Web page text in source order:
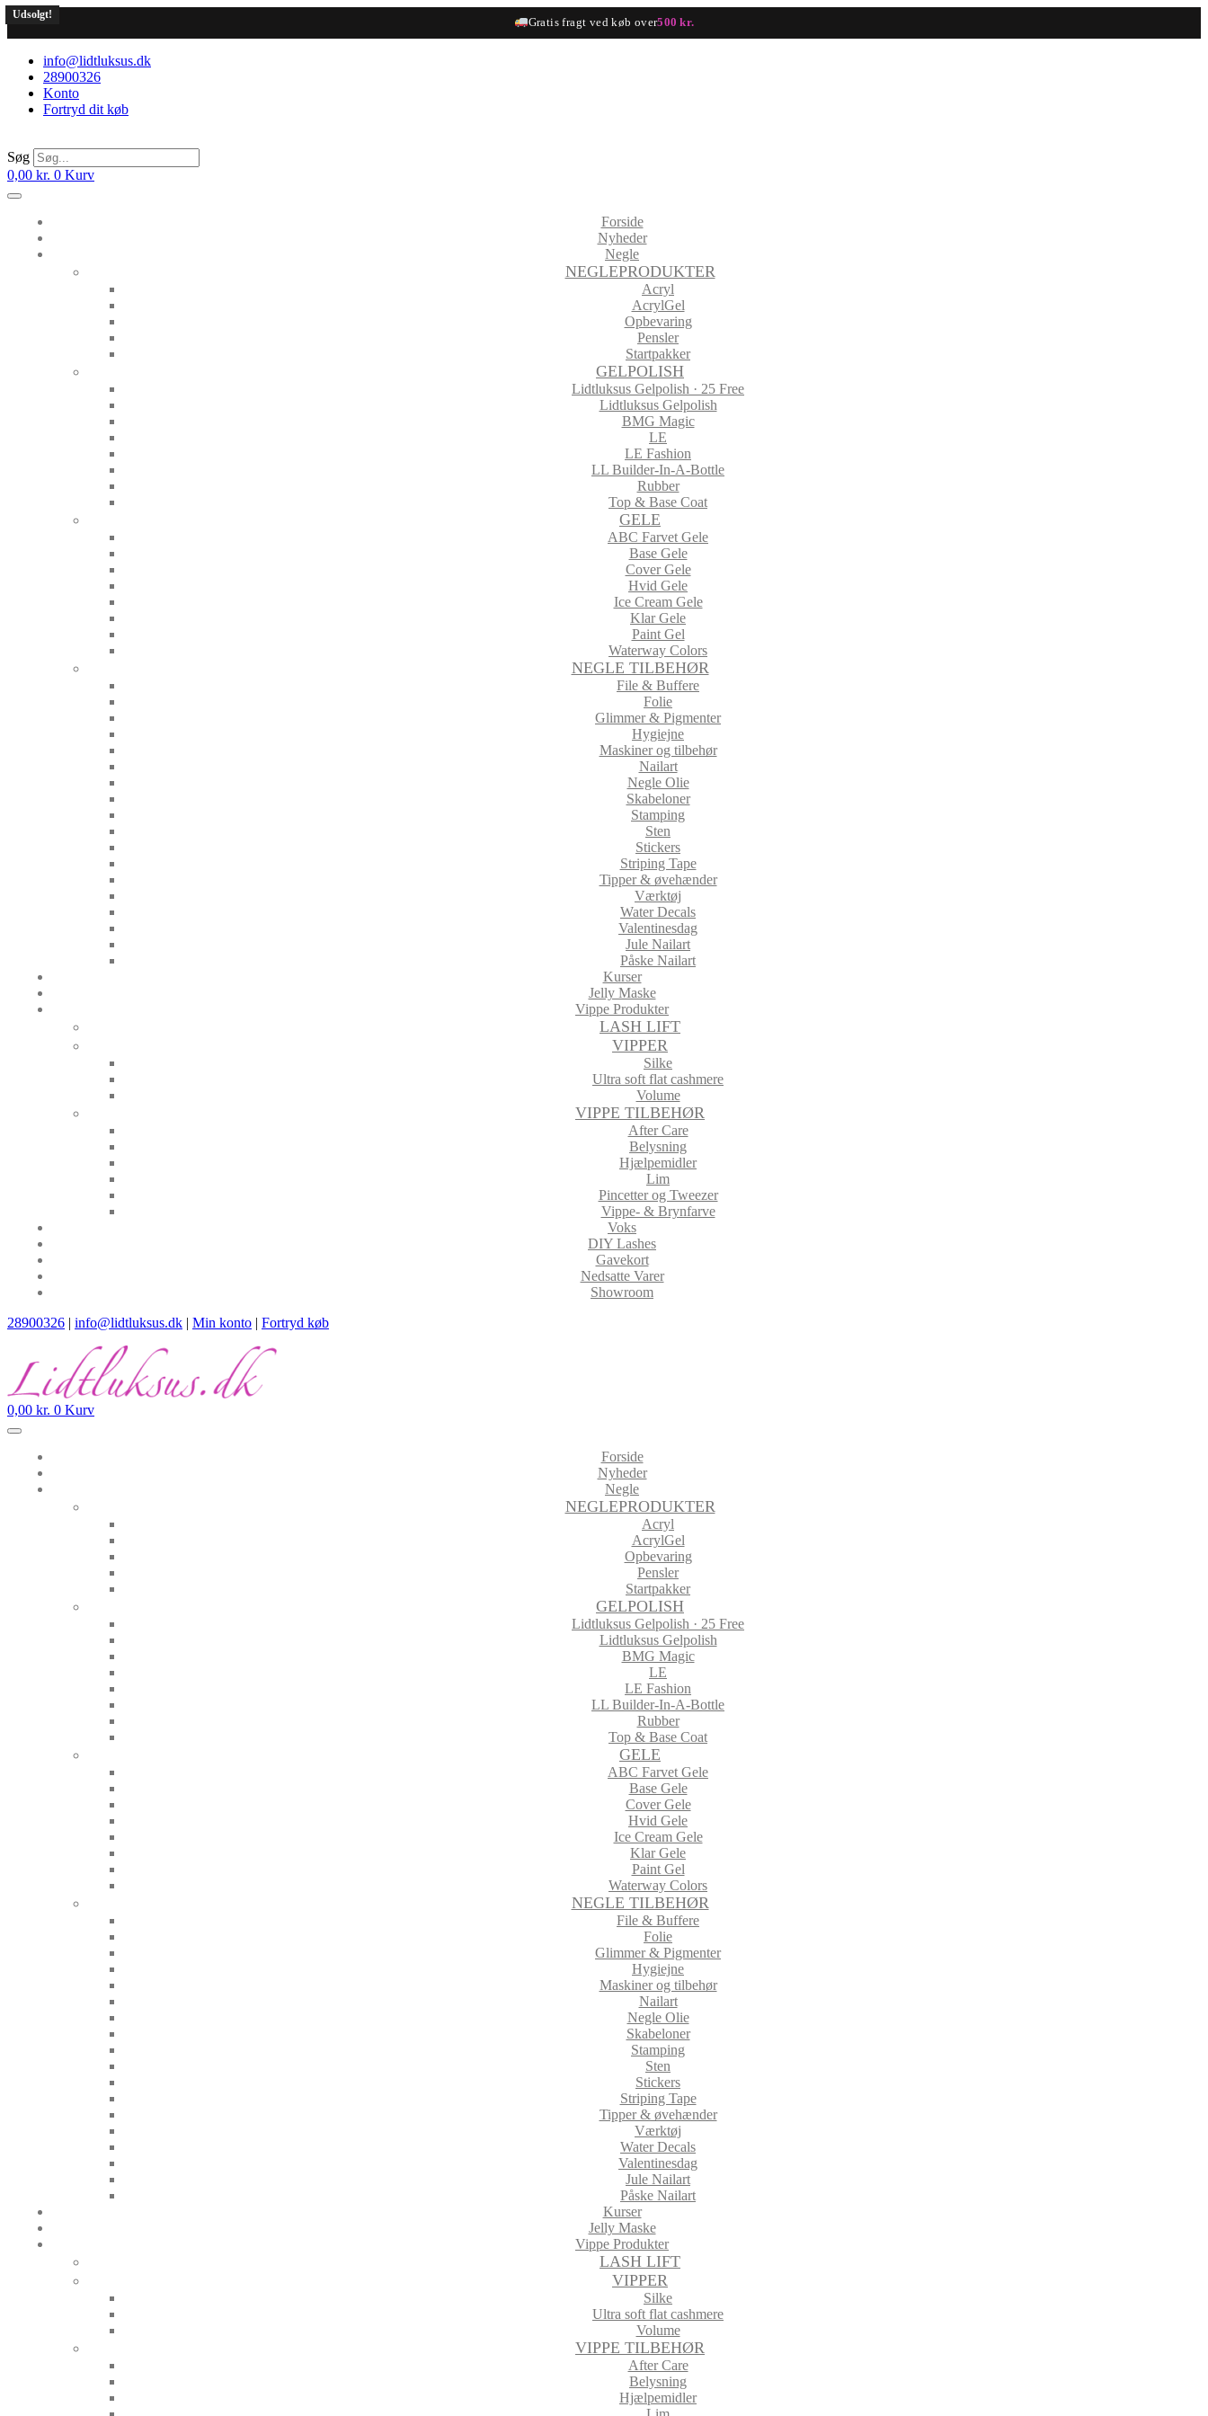
Videre
Gratis fragt ved køb over500 kr.
info@lidtluksus.dk
28900326
Konto
Fortryd dit køb
Søg
0,00 kr. 0 Kurv
Forside
Nyheder
Negle
NEGLEPRODUKTER
Acryl
AcrylGel
Opbevaring
Pensler
Startpakker
GELPOLISH
Lidtluksus Gelpolish · 25 Free
Lidtluksus Gelpolish
BMG Magic
LE
LE Fashion
LL Builder-In-A-Bottle
Rubber
Top & Base Coat
GELE
ABC Farvet Gele
Base Gele
Cover Gele
Hvid Gele
Ice Cream Gele
Klar Gele
Paint Gel
Waterway Colors
NEGLE TILBEHØR
File & Buffere
Folie
Glimmer & Pigmenter
Hygiejne
Maskiner og tilbehør
Nailart
Negle Olie
Skabeloner
Stamping
Sten
Stickers
Striping Tape
Tipper & øvehænder
Værktøj
Water Decals
Valentinesdag
Jule Nailart
Påske Nailart
Kurser
Jelly Maske
Vippe Produkter
LASH LIFT
VIPPER
Silke
Ultra soft flat cashmere
Volume
VIPPE TILBEHØR
After Care
Belysning
Hjælpemidler
Lim
Pincetter og Tweezer
Vippe- & Brynfarve
Voks
DIY Lashes
Gavekort
Nedsatte Varer
Showroom
28900326 | info@lidtluksus.dk | Min konto | Fortryd køb
0,00 kr. 0 Kurv
Forside
Nyheder
Negle
NEGLEPRODUKTER
Acryl
AcrylGel
Opbevaring
Pensler
Startpakker
GELPOLISH
Lidtluksus Gelpolish · 25 Free
Lidtluksus Gelpolish
BMG Magic
LE
LE Fashion
LL Builder-In-A-Bottle
Rubber
Top & Base Coat
GELE
ABC Farvet Gele
Base Gele
Cover Gele
Hvid Gele
Ice Cream Gele
Klar Gele
Paint Gel
Waterway Colors
NEGLE TILBEHØR
File & Buffere
Folie
Glimmer & Pigmenter
Hygiejne
Maskiner og tilbehør
Nailart
Negle Olie
Skabeloner
Stamping
Sten
Stickers
Striping Tape
Tipper & øvehænder
Værktøj
Water Decals
Valentinesdag
Jule Nailart
Påske Nailart
Kurser
Jelly Maske
Vippe Produkter
LASH LIFT
VIPPER
Silke
Ultra soft flat cashmere
Volume
VIPPE TILBEHØR
After Care
Belysning
Hjælpemidler
Udsolgt!